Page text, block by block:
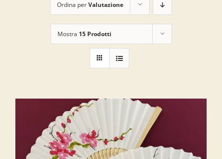
Ordina perValutazione
Mostra 15 Prodotti